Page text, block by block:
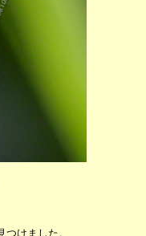
けました。